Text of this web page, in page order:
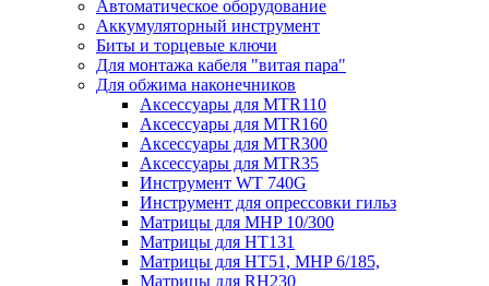
Автоматическое оборудование
Аккумуляторный инструмент
Биты и торцевые ключи
Для монтажа кабеля "витая пара"
Для обжима наконечников
Аксессуары для MTR110
Аксессуары для MTR160
Аксессуары для MTR300
Аксессуары для MTR35
Инструмент WT 740G
Инструмент для опрессовки гильз
Матрицы для MHP 10/300
Матрицы для НТ131
Матрицы для НТ51, MHP 6/185,
Матрицы для RH230